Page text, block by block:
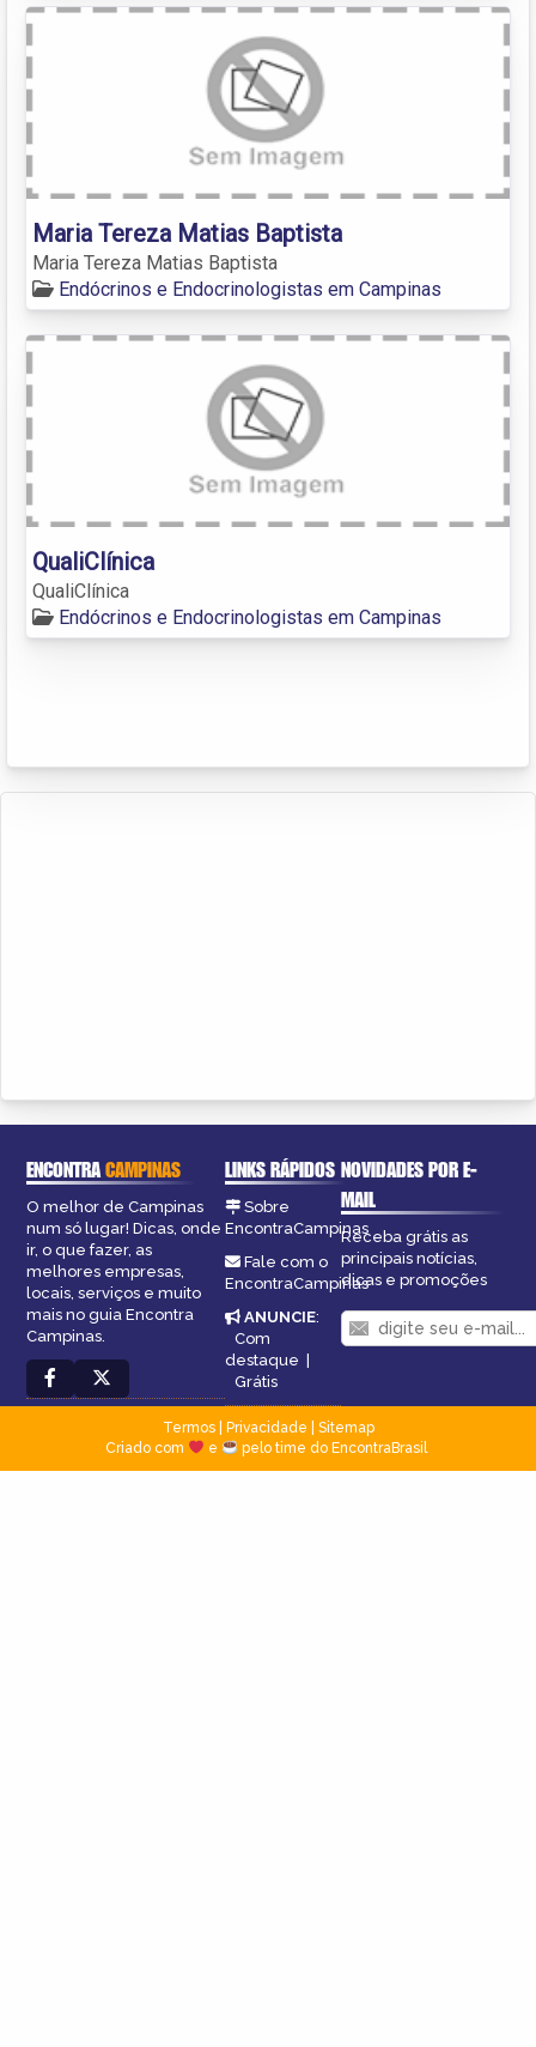
Maria Tereza Matias Baptista
Maria Tereza Matias Baptista
Endócrinos e Endocrinologistas em Campinas
QualiClínica
QualiClínica
Endócrinos e Endocrinologistas em Campinas
ENCONTRACAMPINAS
O melhor de Campinas
num só lugar! Dicas, onde
ir, o que fazer, as
melhores empresas,
locais, serviços e muito
mais no guia Encontra
Campinas.
LINKS RÁPIDOS
Sobre
EncontraCampinas
Fale com o
EncontraCampinas
ANUNCIE:
Com
destaque |
Grátis
NOVIDADES POR E-
MAIL
Receba grátis as
principais notícias,
dicas e promoções
Termos| Privacidade
Sitemap
Criado com
e pelo time do EncontraBrasil